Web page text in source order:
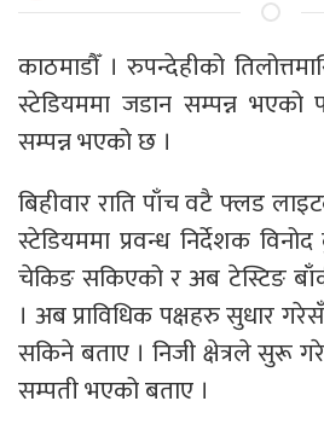
काठमाडाैँ । रुपन्देहीको
स्टेडियममा जडान सम्पन्न भएको
सम्पन्न भएको छ ।
बिहीवार राति पाँच वटै फ्लड
स्टेडियममा प्रवन्ध निर्देशक
चेकिङ सकिएको र अब टेस्टिङ
। अब प्राविधिक पक्षहरु सुधार
सकिने बताए । निजी क्षेत्रले सुरू
सम्पती भएको बताए ।